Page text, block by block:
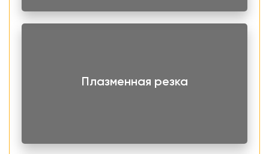
Плазменная резка